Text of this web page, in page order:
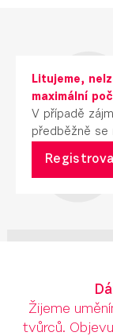
Litujeme,
maximální
V případě
předběžně se
Žijeme
tvůrců.